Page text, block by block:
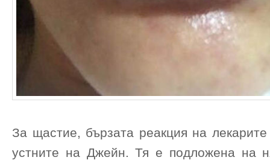
За щастие, бързата реакция на
устните на Джейн. Тя е подложена на